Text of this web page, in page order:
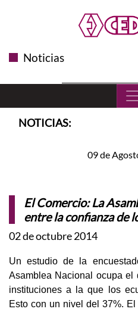
Noticias
NOTICIAS:
09 de
El Comercio: La
entre la confianza de
02 de octubre 2014
Un estudio de la
Asamblea Nacional ocupa el
instituciones a la que los
Esto con un nivel del 37%.